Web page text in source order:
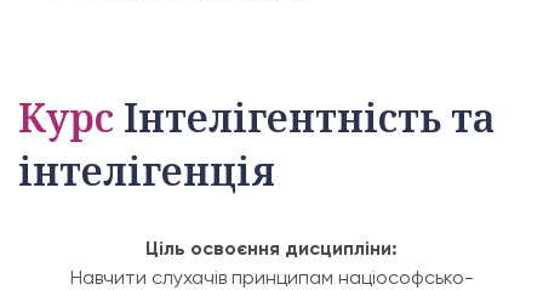
Курс Інтелігентність та
інтелігенція
Ціль освоєння дисципліни:
Навчити слухачів принципам націософсько-